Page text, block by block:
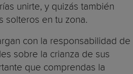
unirte, y quizás también
solteros en tu zona.
con la responsabilidad de
sobre la crianza de sus
que comprendas la